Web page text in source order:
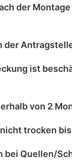
der
der
ist
von 2
nicht trocken
bei Quellen/